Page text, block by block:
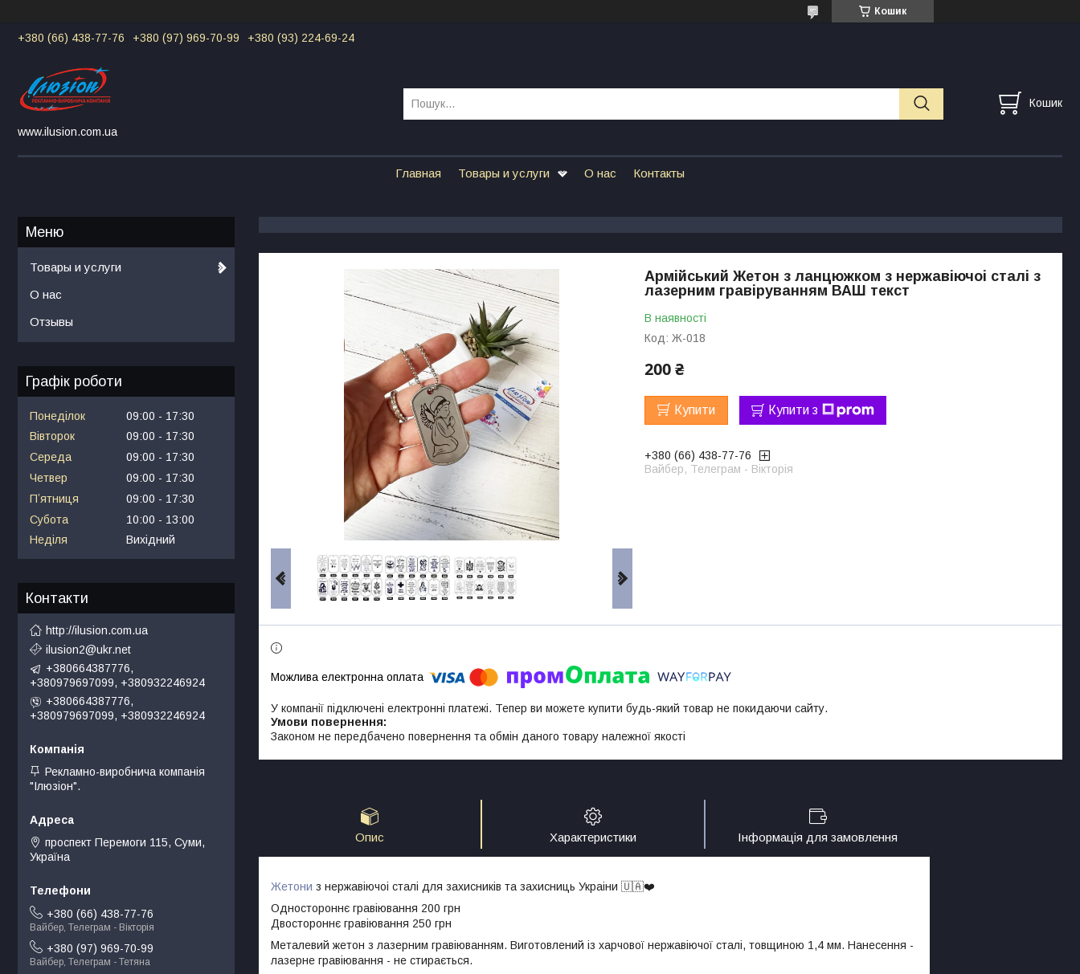
Кошик
+380 (66) 438-77-76 +380 (97) 969-70-99 +380 (93) 224-69-24
www.ilusion.com.ua
Кошик
Главная Товары и услуги О нас Контакты
Армійський Жетон з ланцюжком з нержавіючоі сталі з
лазерним гравіруванням ВАШ текст
В наявності
Код: Ж-018
200 ₴
Купити Купити з
+380 (66) 438-77-76
Вайбер, Телеграм - Вікторія
У компанії підключені електронні платежі. Тепер ви можете купити будь-який товар не покидаючи сайту.
Законом не передбачено повернення та обмін даного товару належної якості
Опис Характеристики Інформація для замовлення
Жетони з нержавіючоі сталі для захисників та захисниць Украіни 🇺🇦❤️
Одностороннє гравіювання 200 грн
Двостороннє гравіювання 250 грн
Металевий жетон з лазерним гравіюванням. Виготовлений із харчової нержавіючої сталі, товщиною 1,4 мм. Нанесення -
лазерне гравіювання - не стирається.
Товары и услуги
О нас
Отзывы
Графік роботи
Понеділок 09:00
17:30
Вівторок
09:00
17:30
Середа
09:00
17:30
Четвер
09:00
17:30
Пʼятниця
09:00
17:30
Субота
10:00
13:00
Неділя
Вихідний
Контакти
http://ilusion.com.ua
ilusion2@ukr.net
+380664387776,
+380979697099, +380932246924
+380664387776,
+380979697099, +380932246924
Рекламно-виробнича компанія
"Ілюзіон".
проспект Перемоги 115, Суми,
Україна
+380 (66) 438-77-76
Вайбер, Телеграм - Вікторія
+380 (97) 969-70-99
Вайбер, Телеграм - Тетяна